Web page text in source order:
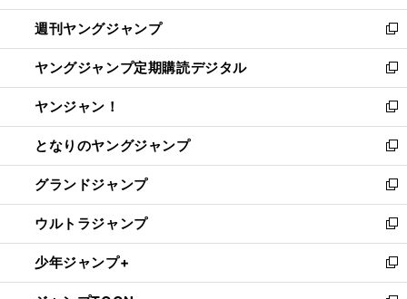
開
く
ウ
で
開
く
ン
ド
ウ
で
開
く
ウ
ィ
ン
ド
ウ
で
開
く
週刊ヤングジャンプ
新
し
い
ウ
ィ
ン
ド
ウ
で
開
く
ヤングジャンプ定期購読デジタル
新
し
い
ウ
ィ
ン
ド
ウ
で
開
く
ヤンジャン！
新
し
い
ウ
ィ
ン
ド
ウ
で
開
となりのヤングジャンプ
新
し
い
ウ
ィ
ン
ド
ウ
グランドジャンプ
新
し
い
ウ
ィ
ン
ウルトラジャンプ
新
し
い
ウ
少年ジャンプ+
新
し